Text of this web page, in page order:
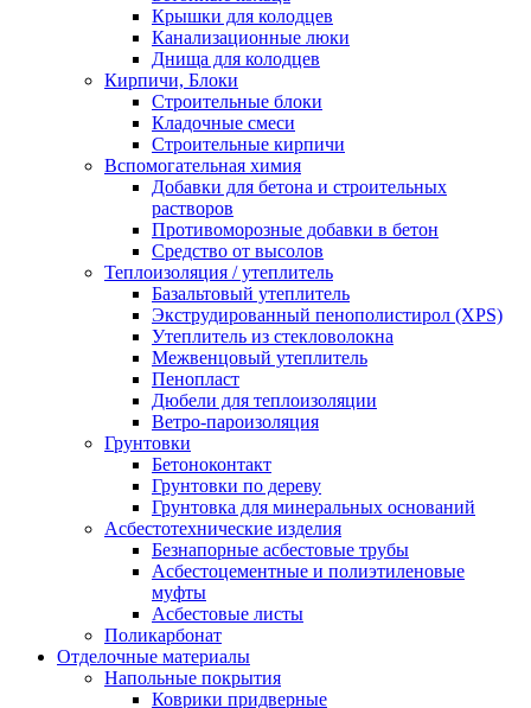
Крышки для колодцев
Канализационные люки
Днища для колодцев
Кирпичи, Блоки
Строительные блоки
Кладочные смеси
Строительные кирпичи
Вспомогательная химия
Добавки для бетона и строительных
растворов
Противоморозные добавки в бетон
Средство от высолов
Теплоизоляция / утеплитель
Базальтовый утеплитель
Экструдированный пенополистирол (XPS)
Утеплитель из стекловолокна
Межвенцовый утеплитель
Пенопласт
Дюбели для теплоизоляции
Ветро-пароизоляция
Грунтовки
Бетоноконтакт
Грунтовки по дереву
Грунтовка для минеральных оснований
Асбестотехнические изделия
Безнапорные асбестовые трубы
Асбестоцементные и полиэтиленовые
муфты
Асбестовые листы
Поликарбонат
Отделочные материалы
Напольные покрытия
Коврики придверные